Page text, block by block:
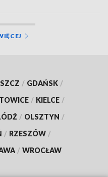
/ GDAŃSK /
/ KIELCE /
/ OLSZTYN /
/ RZESZÓW /
/ WROCŁAW